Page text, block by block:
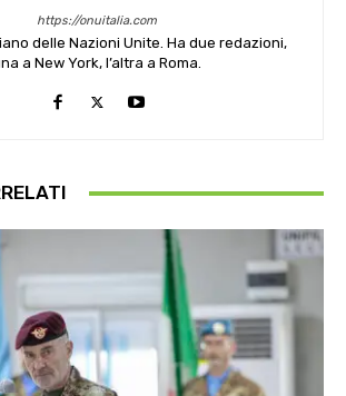
https://onuitalia.com
delle Nazioni Unite. Ha due redazioni,
a New York, l’altra a Roma.